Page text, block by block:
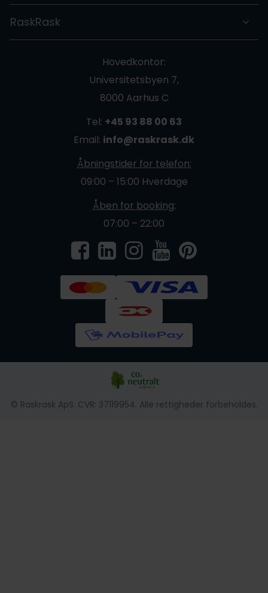
RaskRask
Hovedkontor:
Universitetsbyen 7,
8000 Aarhus C
Tel: +45 93 88 00 63
Email: info@raskrask.dk
Åbningstider for telefon:
09:00 – 15:00 Hverdage
Åben for booking:
07:00 – 22:00
© Raskrask ApS. CVR: 37119954. Alle rettigheder forbeholdes.